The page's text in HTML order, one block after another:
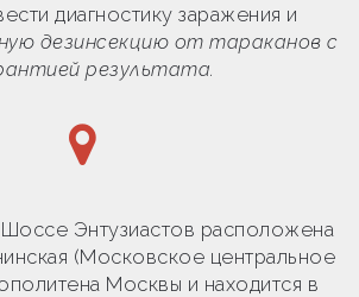
диагностику заражения и
дезинсекцию от тараканов с
результата.
Энтузиастов расположена
(Московское центральное
Москвы и находится в